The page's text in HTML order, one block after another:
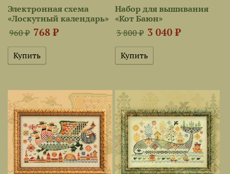
Электронная схема
«Лоскутный календарь»
960 ₽ 768 ₽
Набор для вышивания
«Кот Баюн»
3 800 ₽ 3 040 ₽